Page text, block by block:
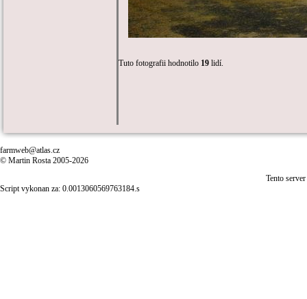
Tuto fotografii hodnotilo 19 lidí.
farmweb@atlas.cz
© Martin Rosta 2005-2026
Tento
Script vykonan za: 0.0013060569763184.s